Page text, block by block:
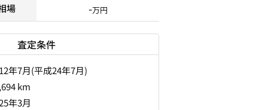
場 -万円
査定条件
年7月(平成24年7月)
km
年3月